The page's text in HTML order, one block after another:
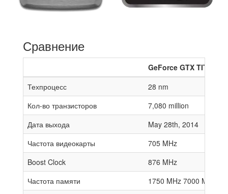
Сравнение
GeForce GTX TITAN Z
Техпроцесс
28 nm
Кол-во транзисторов
7,080 million
Дата выхода
May 28th, 2014
Частота видеокарты
705 MHz
Boost Clock
876 MHz
Частота памяти
1750 MHz 7000 MHz